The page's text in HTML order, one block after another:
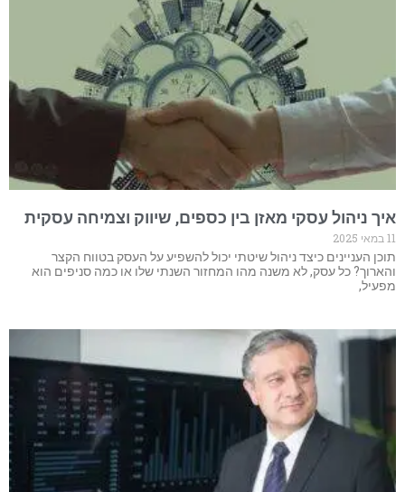
איך ניהול עסקי מאזן בין כספים, שיווק וצמיחה עסקית
11 במאי 2025
תוכן העניינים כיצד ניהול שיטתי יכול להשפיע על העסק בטווח הקצר
והארוך? כל עסק, לא משנה מהו המחזור השנתי שלו או כמה סניפים הוא
מפעיל,